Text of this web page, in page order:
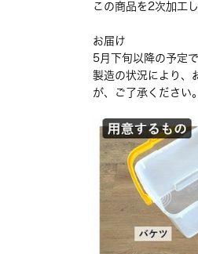
この商品を2次加工
お届け
5月下旬以降の予定で
製造の状況により、
が、ご了承ください。